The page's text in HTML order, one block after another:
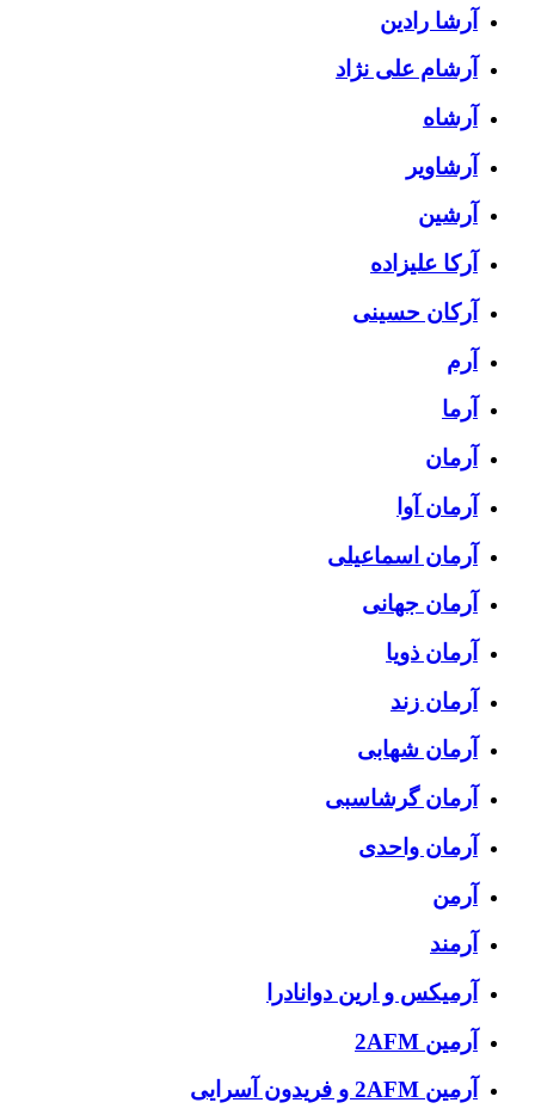
آرشا رادین
آرشام علی نژاد
آرشاه
آرشاویر
آرشین
آرکا علیزاده
آرکان حسینی
آرم
آرما
آرمان
آرمان آوا
آرمان اسماعیلی
آرمان جهانی
آرمان ذویا
آرمان زند
آرمان شهابی
آرمان گرشاسبی
آرمان واحدی
آرمن
آرمند
آرمیکس و ارین دوانادرا
آرمین 2AFM
آرمین 2AFM و فریدون آسرایی